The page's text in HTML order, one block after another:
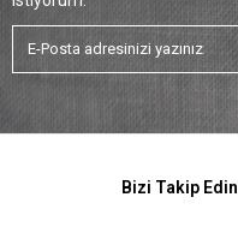
Bizi Takip Edin